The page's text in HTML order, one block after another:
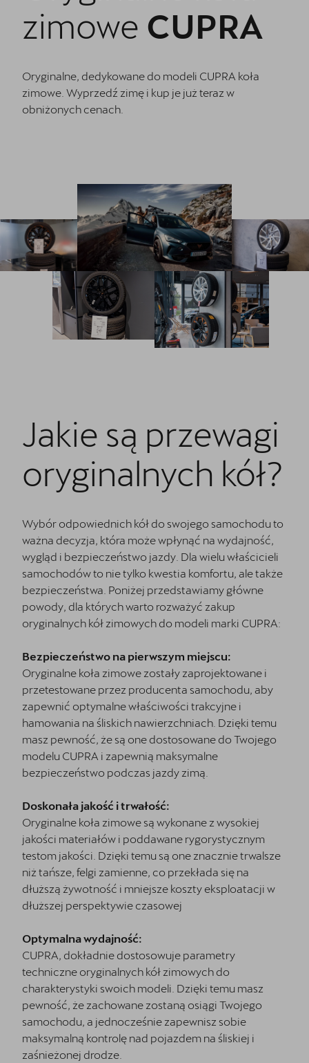
Akcesoria CUPRA
O nas | POL-CAR
CUPRA Approved - Samochody Używane
Regulamin - Kluczykomat
zimowe CUPRA
Oryginalne, dedykowane do modeli CUPRA koła
zimowe. Wyprzedź zimę i kup je już teraz w
obniżonych cenach.
Jakie są przewagi
oryginalnych kół?
Wybór odpowiednich kół do swojego samochodu to
ważna decyzja, która może wpłynąć na wydajność,
wygląd i bezpieczeństwo jazdy. Dla wielu właścicieli
samochodów to nie tylko kwestia komfortu, ale także
bezpieczeństwa. Poniżej przedstawiamy główne
powody, dla których warto rozważyć zakup
oryginalnych kół zimowych do modeli marki CUPRA:
Bezpieczeństwo na pierwszym miejscu:
Oryginalne koła zimowe zostały zaprojektowane i
przetestowane przez producenta samochodu, aby
zapewnić optymalne właściwości trakcyjne i
hamowania na śliskich nawierzchniach. Dzięki temu
masz pewność, że są one dostosowane do Twojego
modelu CUPRA i zapewnią maksymalne
bezpieczeństwo podczas jazdy zimą.
Doskonała jakość i trwałość:
Oryginalne koła zimowe są wykonane z wysokiej
jakości materiałów i poddawane rygorystycznym
testom jakości. Dzięki temu są one znacznie trwalsze
niż tańsze, felgi zamienne, co przekłada się na
dłuższą żywotność i mniejsze koszty eksploatacji w
dłuższej perspektywie czasowej
Optymalna wydajność:
CUPRA, dokładnie dostosowuje parametry
techniczne oryginalnych kół zimowych do
charakterystyki swoich modeli. Dzięki temu masz
pewność, że zachowane zostaną osiągi Twojego
samochodu, a jednocześnie zapewnisz sobie
maksymalną kontrolę nad pojazdem na śliskiej i
zaśnieżonej drodze.